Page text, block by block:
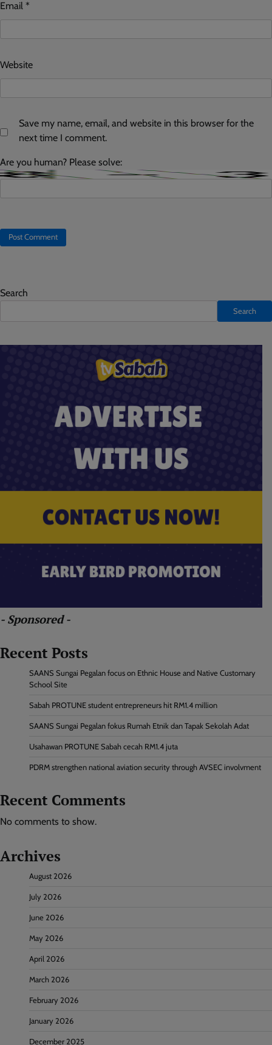
Email *
Website
Save my name, email, and website in this browser for the
next time I comment.
Are you human? Please solve:
Search
Search
- Sponsored -
Recent Posts
SAANS Sungai Pegalan focus on Ethnic House and Native Customary
School Site
Sabah PROTUNE student entrepreneurs hit RM1.4 million
SAANS Sungai Pegalan fokus Rumah Etnik dan Tapak Sekolah Adat
Usahawan PROTUNE Sabah cecah RM1.4 juta
PDRM strengthen national aviation security through AVSEC involvment
Recent Comments
No comments to show.
Archives
August 2026
July 2026
June 2026
May 2026
April 2026
March 2026
February 2026
January 2026
December 2025